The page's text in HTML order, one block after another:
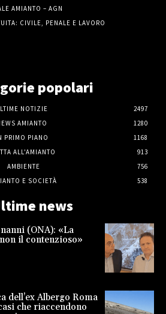
AMIANTO – AGN
CIVILE, PENALE E LAVORO
popolari
NOTIZIE
2497
AMIANTO
1280
PRIMO PIANO
1168
ALL'AMIANTO
913
AMBIENTE
756
E SOCIETÀ
538
news
(ONA): «La
il contenzioso»
dell’ex Albergo Roma
che riaccendono